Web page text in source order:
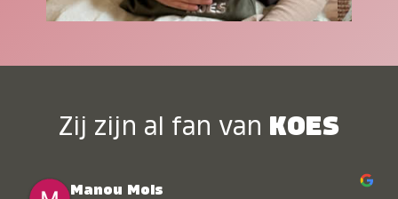
Zij zijn al fan van KOES
Manou Mols